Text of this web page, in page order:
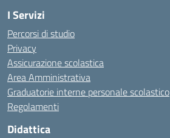
I Servizi
Percorsi di studio
Privacy
Assicurazione scolastica
Area Amministrativa
Graduatorie interne personale scolastico
Regolamenti
Didattica